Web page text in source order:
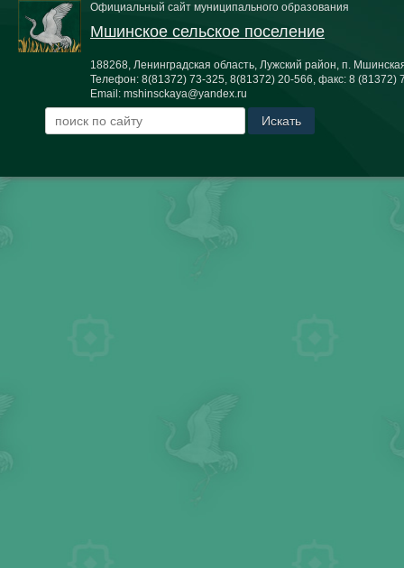
Официальный сайт муниципального образования
Мшинское сельское поселение
188268, Ленинградская область, Лужский район, п.
Телефон: 8(81372) 73-325, 8(81372) 20-566, факс: 8 (81372)
Email: mshinsckaya@yandex.ru